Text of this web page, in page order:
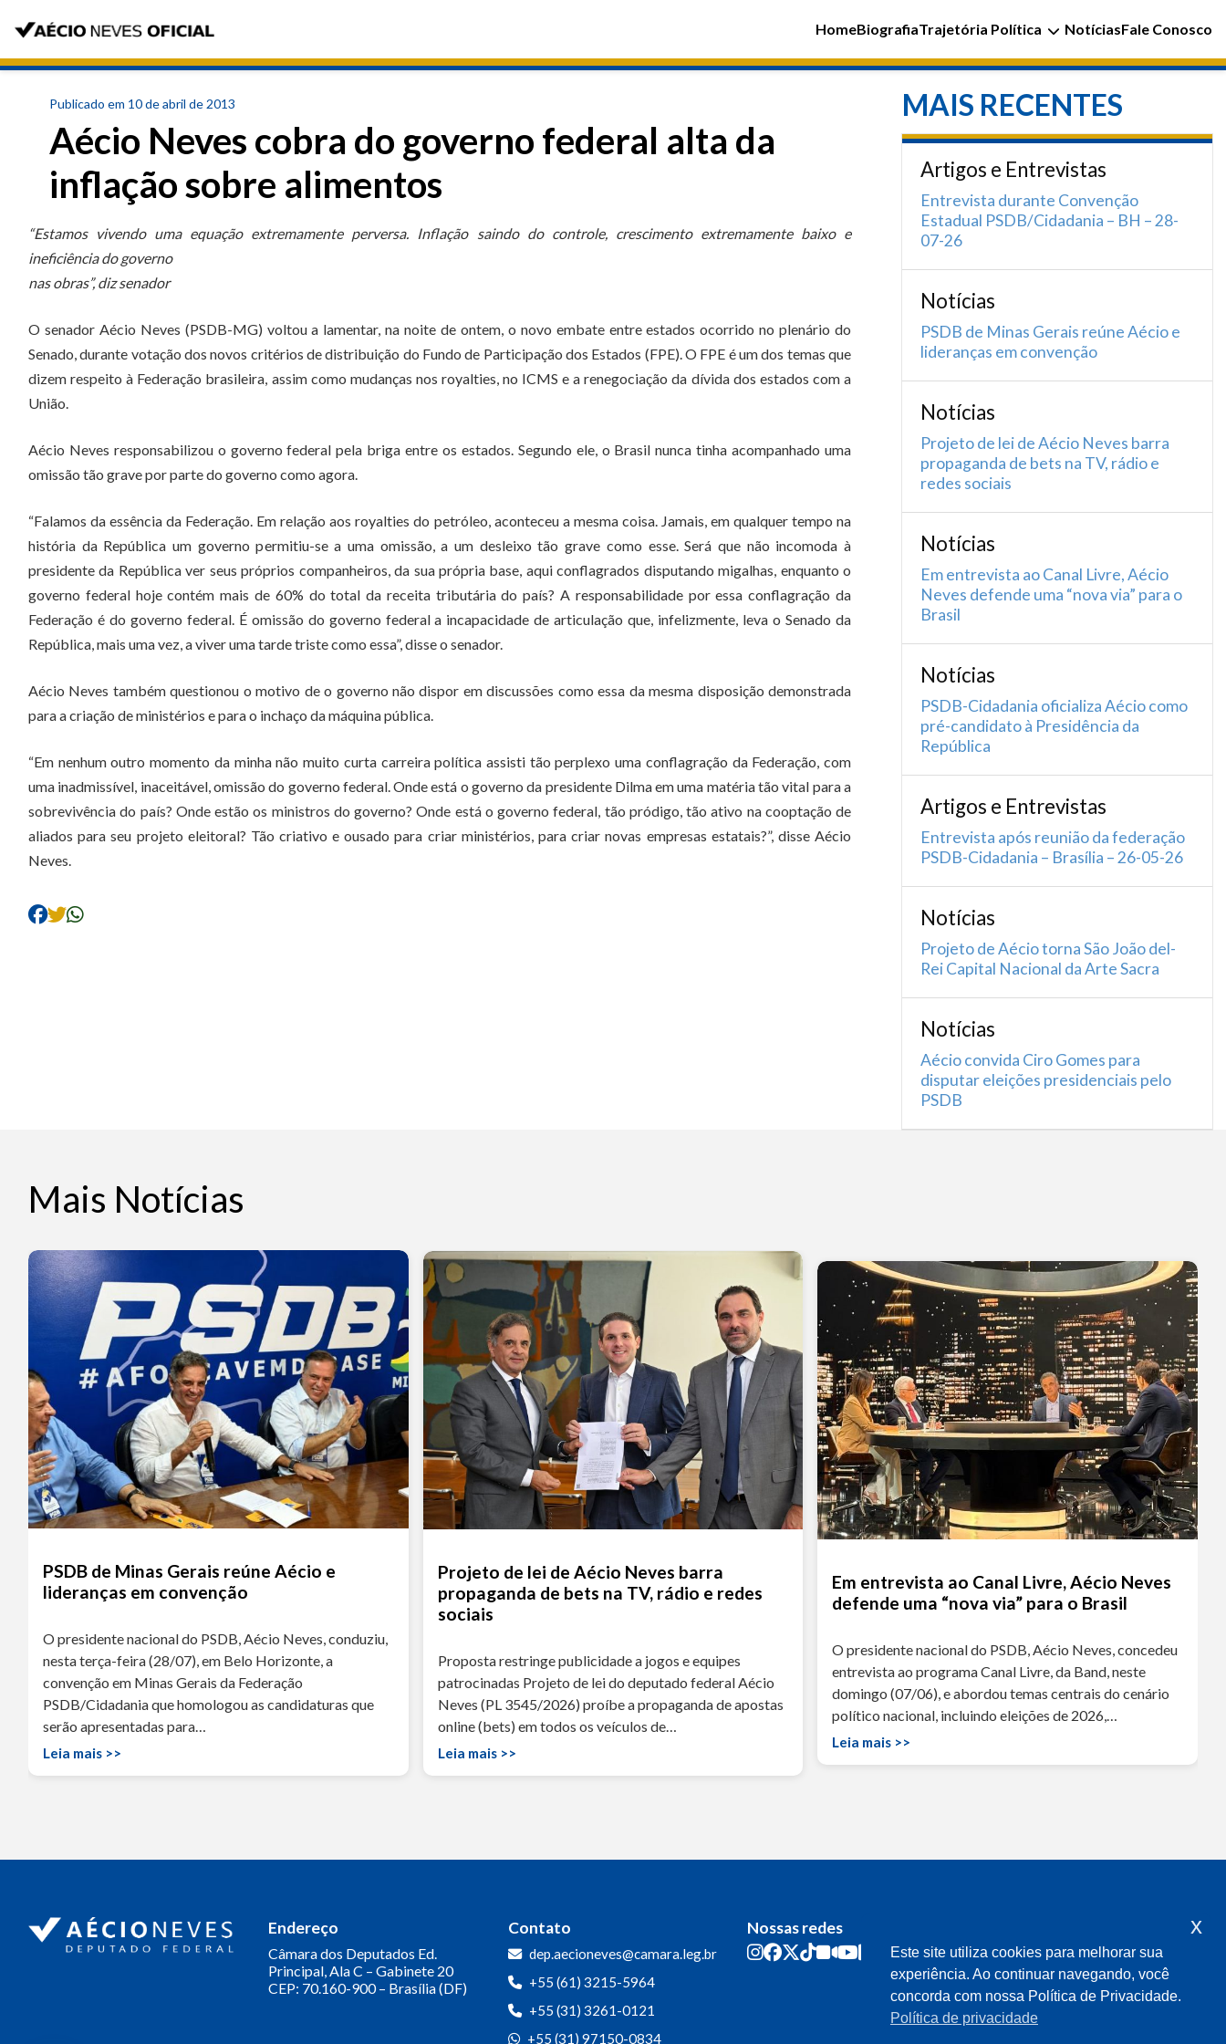
HomeBiografiaTrajetória Política NotíciasFale Conosco
Publicado em 10 de abril de 2013
Aécio Neves cobra do governo federal alta da
inflação sobre alimentos
“Estamos vivendo uma equação extremamente perversa. Inflação saindo do controle, crescimento extremamente baixo e
ineficiência do governo
nas obras”, diz senador
O senador Aécio Neves (PSDB-MG) voltou a lamentar, na noite de ontem, o novo embate entre estados ocorrido no plenário do
Senado, durante votação dos novos critérios de distribuição do Fundo de Participação dos Estados (FPE). O FPE é um dos temas que
dizem respeito à Federação brasileira, assim como mudanças nos royalties, no ICMS e a renegociação da dívida dos estados com a
União.
Aécio Neves responsabilizou o governo federal pela briga entre os estados. Segundo ele, o Brasil nunca tinha acompanhado uma
omissão tão grave por parte do governo como agora.
“Falamos da essência da Federação. Em relação aos royalties do petróleo, aconteceu a mesma coisa. Jamais, em qualquer tempo na
história da República um governo permitiu-se a uma omissão, a um desleixo tão grave como esse. Será que não incomoda à
presidente da República ver seus próprios companheiros, da sua própria base, aqui conflagrados disputando migalhas, enquanto o
governo federal hoje contém mais de 60% do total da receita tributária do país? A responsabilidade por essa conflagração da
Federação é do governo federal. É omissão do governo federal a incapacidade de articulação que, infelizmente, leva o Senado da
República, mais uma vez, a viver uma tarde triste como essa”, disse o senador.
Aécio Neves também questionou o motivo de o governo não dispor em discussões como essa da mesma disposição demonstrada
para a criação de ministérios e para o inchaço da máquina pública.
“Em nenhum outro momento da minha não muito curta carreira política assisti tão perplexo uma conflagração da Federação, com
uma inadmissível, inaceitável, omissão do governo federal. Onde está o governo da presidente Dilma em uma matéria tão vital para a
sobrevivência do país? Onde estão os ministros do governo? Onde está o governo federal, tão pródigo, tão ativo na cooptação de
aliados para seu projeto eleitoral? Tão criativo e ousado para criar ministérios, para criar novas empresas estatais?”, disse Aécio
Neves.
MAIS RECENTES
Artigos e Entrevistas
Entrevista durante Convenção
Estadual PSDB/Cidadania – BH – 28-
07-26
Notícias
PSDB de Minas Gerais reúne Aécio e
lideranças em convenção
Notícias
Projeto de lei de Aécio Neves barra
propaganda de bets na TV, rádio e
redes sociais
Notícias
Em entrevista ao Canal Livre, Aécio
Neves defende uma “nova via” para o
Brasil
Notícias
PSDB-Cidadania oficializa Aécio como
pré-candidato à Presidência da
República
Artigos e Entrevistas
Entrevista após reunião da federação
PSDB-Cidadania – Brasília – 26-05-26
Notícias
Projeto de Aécio torna São João del-
Rei Capital Nacional da Arte Sacra
Notícias
Aécio convida Ciro Gomes para
disputar eleições presidenciais pelo
PSDB
Mais Notícias
PSDB de Minas Gerais reúne Aécio e
lideranças em convenção
O presidente nacional do PSDB, Aécio Neves, conduziu,
nesta terça-feira (28/07), em Belo Horizonte, a
convenção em Minas Gerais da Federação
PSDB/Cidadania que homologou as candidaturas que
serão apresentadas para…
Leia mais >>
Projeto de lei de Aécio Neves barra
propaganda de bets na TV, rádio e redes
sociais
Proposta restringe publicidade a jogos e equipes
patrocinadas Projeto de lei do deputado federal Aécio
Neves (PL 3545/2026) proíbe a propaganda de apostas
online (bets) em todos os veículos de…
Leia mais >>
Em entrevista ao Canal Livre, Aécio Neves
defende uma “nova via” para o Brasil
O presidente nacional do PSDB, Aécio Neves, concedeu
entrevista ao programa Canal Livre, da Band, neste
domingo (07/06), e abordou temas centrais do cenário
político nacional, incluindo eleições de 2026,…
Leia mais >>
Endereço
Câmara dos Deputados Ed.
Principal, Ala C – Gabinete 20
CEP: 70.160-900 – Brasília (DF)
Contato
dep.aecioneves@camara.leg.br
+55 (61) 3215-5964
+55 (31) 3261-0121
+55 (31) 97150-0834
Nossas redes
Este site utiliza cookies para melhorar sua
experiência. Ao continuar navegando, você
concorda com nossa Política de Privacidade.
Política de privacidade
x